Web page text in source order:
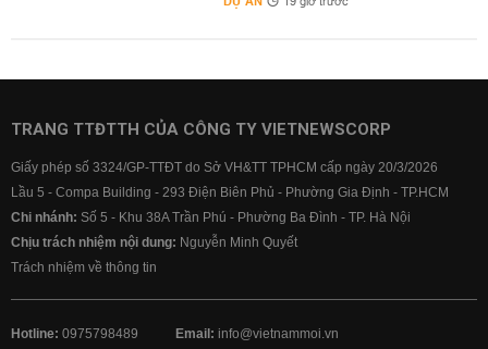
TRANG TTĐTTH CỦA CÔNG TY VIETNEWSCORP
Giấy phép số 3324/GP-TTĐT do Sở VH&TT TPHCM cấp ngày 20/3/2026
Lầu 5 - Compa Building - 293 Điện Biên Phủ - Phường Gia Định - TP.HCM
Chi nhánh: Số 5 - Khu 38A Trần Phú - Phường Ba Đình - TP. Hà Nội
Chịu trách nhiệm nội dung: Nguyễn Minh Quyết
Trách nhiệm về thông tin
Hotline: 0975798489 Email: info@vietnammoi.vn